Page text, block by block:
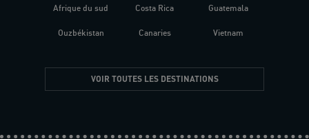
Afrique du sud
Ouzbékistan
Costa Rica
Canaries
Guatemala
Vietnam
VOIR TOUTES LES DESTINATIONS